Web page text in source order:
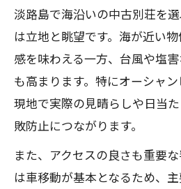
淡路島で海沿いの中古別荘を
は立地と眺望です。海が近い
感を味わえる一方、台風や塩
も高まります。特にオーシャン
現地で実際の見晴らしや日当
敗防止につながります。
また、アクセスの良さも重要
は車移動が基本となるため、